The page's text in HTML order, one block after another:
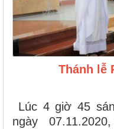
Thánh lễ
Lúc 4 giờ 45
ngày